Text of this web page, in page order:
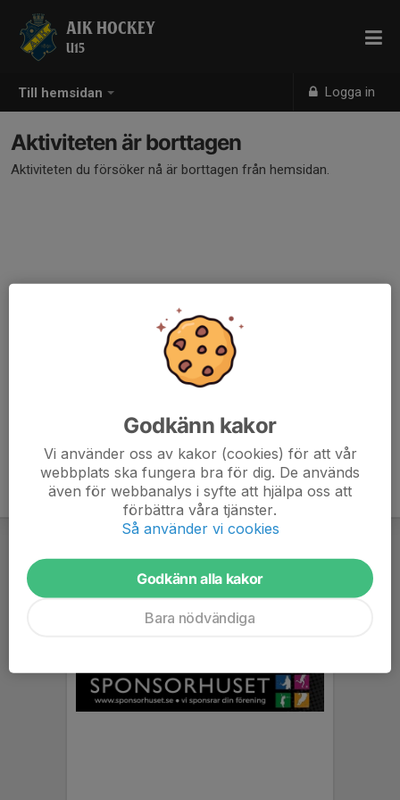
Till hemsidan Logga in
AIK HOCKEY
U15
Aktiviteten är borttagen
Aktiviteten du försöker nå är borttagen från hemsidan.
Godkänn kakor
Vi använder oss av kakor (cookies) för att vår
webbplats ska fungera bra för dig. De används
även för webbanalys i syfte att hjälpa oss att
förbättra våra tjänster.
Så använder vi cookies
Godkänn alla kakor
Bara nödvändiga